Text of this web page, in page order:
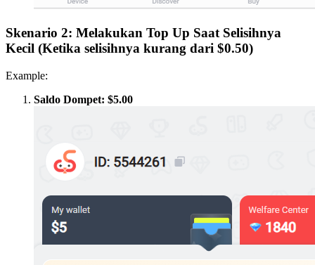
Skenario 2: Melakukan Top Up Saat Selisihnya
Kecil (Ketika selisihnya kurang dari $0.50)
Example:
Saldo Dompet: $5.00